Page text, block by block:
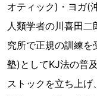
オティック)・ヨガ(
人類学者の川喜田
究所で正規の訓練
塾)としてKJ法の普
ストックを立ち上げ